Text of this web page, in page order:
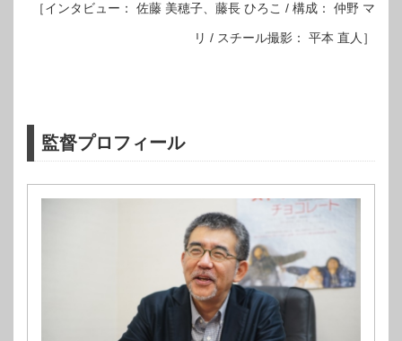
［インタビュー： 佐藤 美穂子、藤長 ひろこ / 構成： 仲野 マ
リ / スチール撮影： 平本 直人］
監督プロフィール